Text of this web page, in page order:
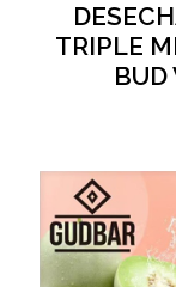
TRIPLE
BUD